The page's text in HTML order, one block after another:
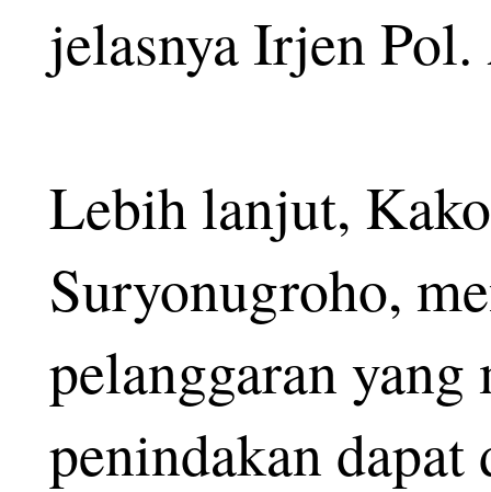
jelasnya Irjen
Lebih lanjut,
Suryonugroho,
pelanggaran
penindakan dapat